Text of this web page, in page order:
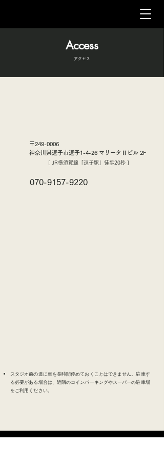
Access
アクセス
〒249-0006
神奈川県逗子市逗子1-4-26 マリータⅡビル 2F
[ JR横須賀線「逗子駅」徒歩20秒 ]
070-9157-9220
スタジオ前の道に車を長時間停めておくことはできません。駐車す
る必要がある場合は、近隣のコインパーキングやスーパーの駐車場
をご利用ください。